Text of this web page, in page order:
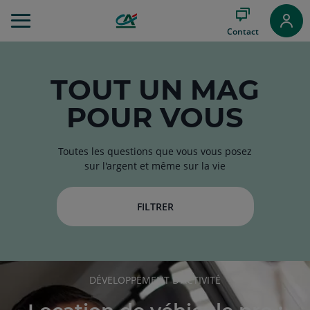
au
Contact
TOUT UN MAG
POUR VOUS
Toutes les questions que vous vous posez
sur l'argent et même sur la vie
FILTRER
RUBRIQUE
L'ARTICLE
DÉVELOPPEMENT D'ACTIVITÉ